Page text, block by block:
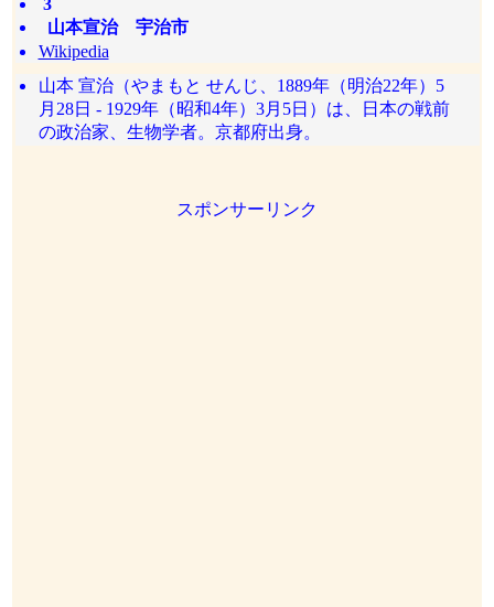
3
山本宣治 宇治市
Wikipedia
山本 宣治（やまもと せんじ、1889年（明治22年）5
月28日 - 1929年（昭和4年）3月5日）は、日本の戦前
の政治家、生物学者。京都府出身。
スポンサーリンク